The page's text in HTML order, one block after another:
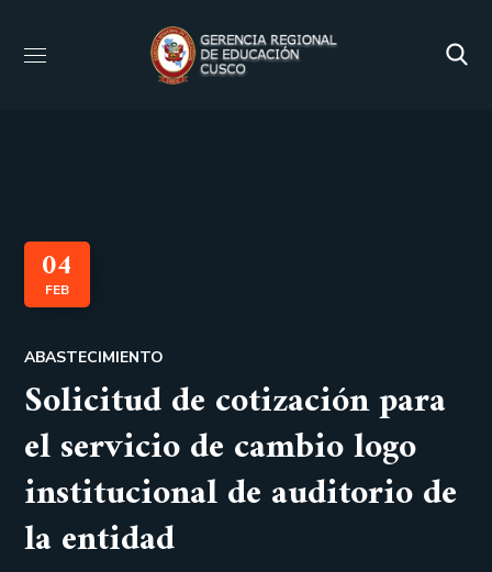
04
FEB
ABASTECIMIENTO
Solicitud de cotización para
el servicio de cambio logo
institucional de auditorio de
la entidad